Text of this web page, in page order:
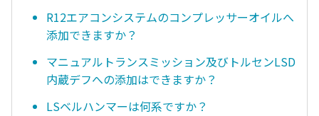
R12エアコンシステムのコンプレッサーオイルへ
添加できますか？
マニュアルトランスミッション及びトルセンLSD
内蔵デフへの添加はできますか？
LSベルハンマーは何系ですか？